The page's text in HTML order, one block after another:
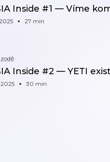
Inside #1 — Víme
2025 27 min
Inside #2 — YETI
2025 30 min